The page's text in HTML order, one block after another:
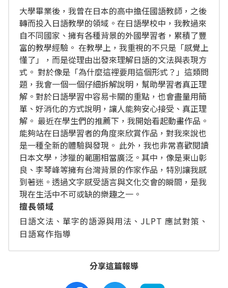
大學畢業後，我曾在日本的高中擔任國語教師，之後
轉而投入日語教學的領域。在日語學校中，我教過來
自不同國家、擁有各種背景的外國學習者，累積了豐
富的教學經驗。 在教學上，我重視的不只是「感覺上
懂了」，而是從理由出發來理解日語的文法與表現方
式。 對於像是「為什麼這裡要用這個形式？」這類問
題，我會一個一個仔細拆解說明，幫助學習者真正理
解。對於日語學習中容易卡關的重點，也會盡量用簡
單、好消化的方式說明，讓人能夠安心接受、真正理
解。 最近在學生們的推薦下，我開始看起動畫作品。
能夠站在日語學習者的角度來欣賞作品，對我來說也
是一種全新的體驗與發現。 此外，我也非常喜歡閱讀
日本文學，涉獵的範圍相當廣泛。其中，像是東山彰
良、李琴峰等擁有台灣背景的作家作品，特別讓我感
到著迷。透過文字感受語言與文化交會的瞬間，是我
現在生活中不可或缺的樂趣之一。
擅長領域
日語文法、單字的語源與用法、JLPT 應試對策、
日語寫作指導
分享這篇報導